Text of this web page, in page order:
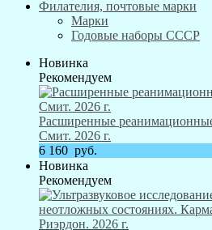
Филателия, почтовые марки
Марки
Годовые наборы СССР
Новинка
Рекомендуем
Расширенные
Смит. 2026 г.
6 160 руб.
Новинка
Рекомендуем